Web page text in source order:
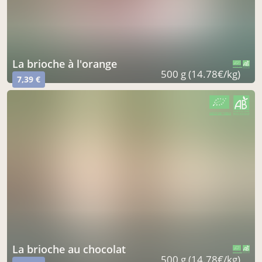
la brioche à l'orange
7,39 € 500 g (14.78€/kg)
la brioche au chocolat
500 g (14.78€/kg)